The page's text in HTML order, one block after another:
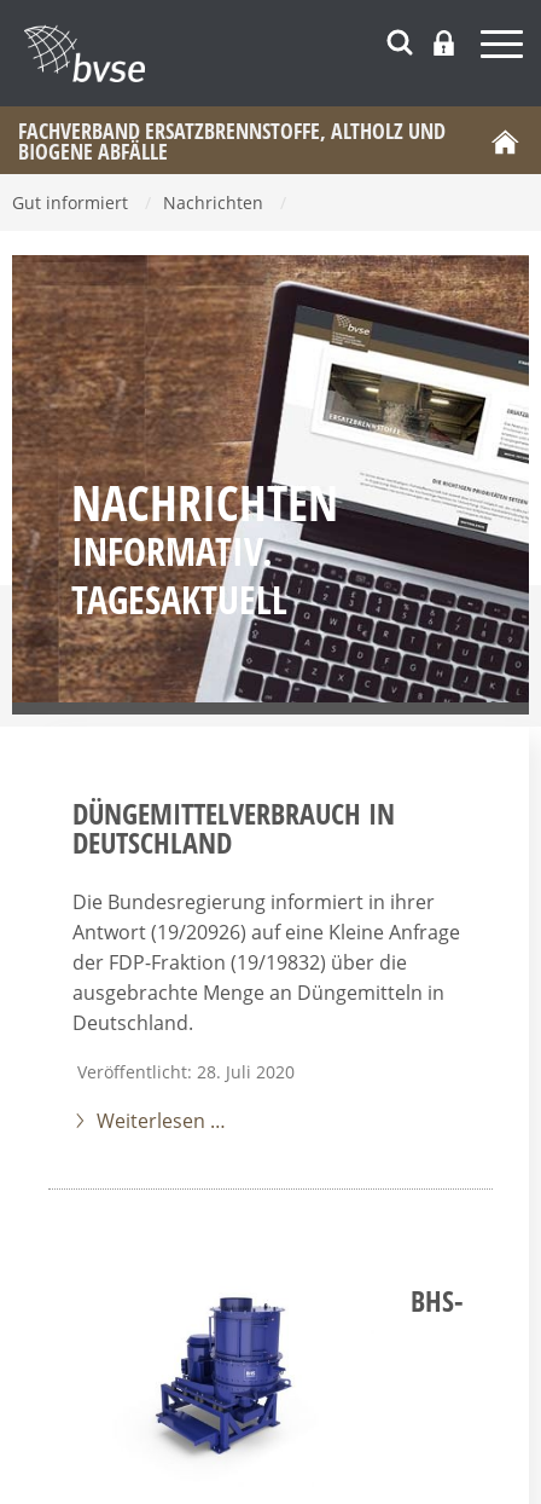
FACHVERBAND ERSATZBRENNSTOFFE, ALTHOLZ UND
BIOGENE ABFÄLLE
Gut informiert Nachrichten
NACHRICHTEN
INFORMATIV.
TAGESAKTUELL
DÜNGEMITTELVERBRAUCH IN
DEUTSCHLAND
Die Bundesregierung informiert in ihrer
Antwort (19/20926) auf eine Kleine Anfrage
der FDP-Fraktion (19/19832) über die
ausgebrachte Menge an Düngemitteln in
Deutschland.
Veröffentlicht: 28. Juli 2020
Weiterlesen …
BHS-